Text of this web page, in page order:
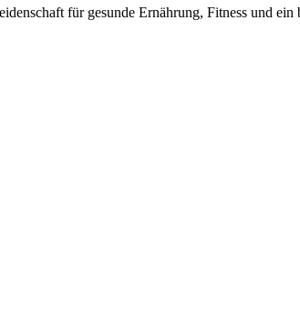
für gesunde Ernährung, Fitness und